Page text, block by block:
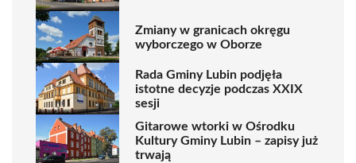
Zmiany w granicach okręgu
wyborczego w Oborze
Rada Gminy Lubin podjęła
istotne decyzje podczas XXIX
sesji
Gitarowe wtorki w Ośrodku
Kultury Gminy Lubin – zapisy już
trwają